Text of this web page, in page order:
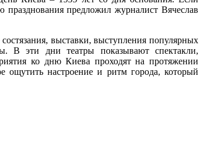
празднования предложил журналист Вячеслав
выставки, выступления популярных
В эти дни театры показывают спектакли,
ко дню Киева проходят на протяжении
ощутить настроение и ритм города, который